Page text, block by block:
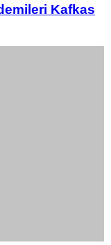
Kafkas